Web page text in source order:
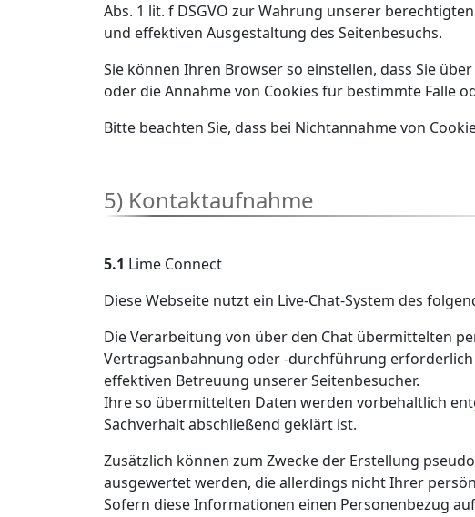
Abs. 1 lit. f DSGVO zur Wahrung unserer
und effektiven Ausgestaltung des Seitenbesuchs.
Sie können Ihren Browser so einstellen, dass Sie
oder die Annahme von Cookies für bestimmte Fälle
Bitte beachten Sie, dass bei Nichtannahme von
5) Kontaktaufnahme
5.1 Lime Connect
Diese Webseite nutzt ein Live-Chat-System des
Die Verarbeitung von über den Chat übermittelten
Vertragsanbahnung oder -durchführung erforderlich
effektiven Betreuung unserer Seitenbesucher.
Ihre so übermittelten Daten werden vorbehaltlich
Sachverhalt abschließend geklärt ist.
Zusätzlich können zum Zwecke der Erstellung
ausgewertet werden, die allerdings nicht Ihrer
Sofern diese Informationen einen Personenbezug